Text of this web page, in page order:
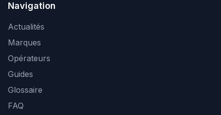
Navigation
Actualités
Marques
Opérateurs
Guides
Glossaire
FAQ